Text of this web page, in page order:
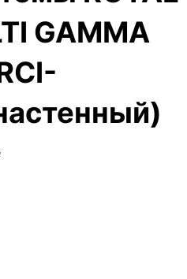
GAMMA